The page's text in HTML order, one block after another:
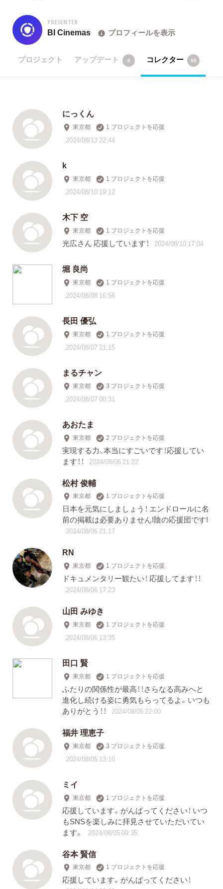
PRESENTER
BI Cinemas プロフィールを表示
プロジェクト アップデート 0 コレクター 55
にっくん
東京都 1 プロジェクトを応援
2024/08/13 22:44
k
東京都 1 プロジェクトを応援
2024/08/10 19:12
木下 空
東京都 1 プロジェクトを応援
光広さん 応援しています！ 2024/08/10 17:04
堀 良尚
東京都 1 プロジェクトを応援
2024/08/08 16:56
長田 優弘
東京都 1 プロジェクトを応援
2024/08/07 21:15
まるチャン
東京都 3 プロジェクトを応援
2024/08/07 00:31
あおたま
東京都 2 プロジェクトを応援
実現する力、本当にすごいです！応援してい
ます！！
2024/08/06 21:22
松村 俊輔
東京都 1 プロジェクトを応援
日本を元気にしましょう！ エンドロールに名
前の掲載は必要ありません!陰の応援団です!
2024/08/06 21:17
RN
東京都 1 プロジェクトを応援
ドキュメンタリー観たい！ 応援してます！！
2024/08/06 17:23
山田 みゆき
東京都 1 プロジェクトを応援
2024/08/06 13:35
田口 賢
東京都 1 プロジェクトを応援
ふたりの関係性が最高！！さらなる高みへと
進化し続ける姿に勇気もらってるよ。いつも
ありがとう！！
2024/08/05 22:00
福井 理恵子
東京都 3 プロジェクトを応援
2024/08/05 13:10
ミイ
東京都 1 プロジェクトを応援
応援しています。がんばってください！ いつ
もSNSを楽しみに拝見させていただいてい
ます。
2024/08/05 09:35
谷本 賢信
東京都 1 プロジェクトを応援
応援しています。がんばってください！